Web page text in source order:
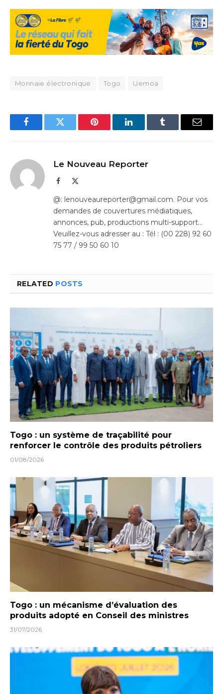
Monnaie électronique Togo Uemoa
FacebookTwitter Pinterest LinkedInTumblr Email
Le Nouveau Reporter
Facebook
@: lenouveaureporter@gmail.com. Pour vos
demandes de couvertures médiatiques,
annonces, pub, productions multi-support…
Veuillez-vous adresser au : Tél : (00 228) 92 60
75 77 / 99 50 60 10
RELATED POSTS
Togo : un système de traçabilité pour
renforcer le contrôle des produits pétroliers
01/08/2026
Togo : un mécanisme d’évaluation des
produits adopté en Conseil des ministres
31/07/2026